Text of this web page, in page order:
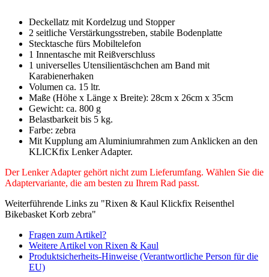
Deckellatz mit Kordelzug und Stopper
2 seitliche Verstärkungsstreben, stabile Bodenplatte
Stecktasche fürs Mobiltelefon
1 Innentasche mit Reißverschluss
1 universelles Utensilientäschchen am Band mit
Karabienerhaken
Volumen ca. 15 ltr.
Maße (Höhe x Länge x Breite): 28cm x 26cm x 35cm
Gewicht: ca. 800 g
Belastbarkeit bis 5 kg.
Farbe: zebra
Mit Kupplung am Aluminiumrahmen zum Anklicken an den
KLICKfix Lenker Adapter.
Der Lenker Adapter gehört nicht zum Lieferumfang. Wählen Sie die
Adaptervariante, die am besten zu Ihrem Rad passt.
Weiterführende Links zu "Rixen & Kaul Klickfix Reisenthel
Bikebasket Korb zebra"
Fragen zum Artikel?
Weitere Artikel von Rixen & Kaul
Produktsicherheits-Hinweise (Verantwortliche Person für die
EU)